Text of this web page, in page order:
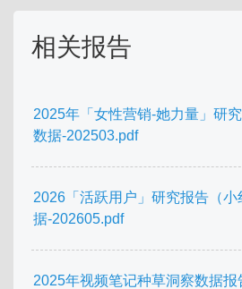
相关报告
2025年「女性营销-她力量」研
数据-202503.pdf
2026「活跃用户」研究报告（
据-202605.pdf
2025年视频笔记种草洞察数据